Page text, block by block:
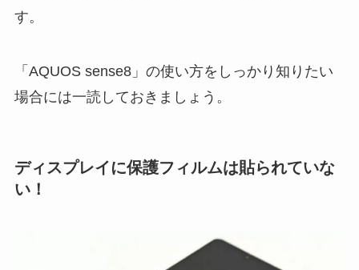
す。
「AQUOS sense8」の使い方をしっかり知りたい
場合には一読しておきましょう。
ディスプレイに保護フィルムは貼られていな
い！